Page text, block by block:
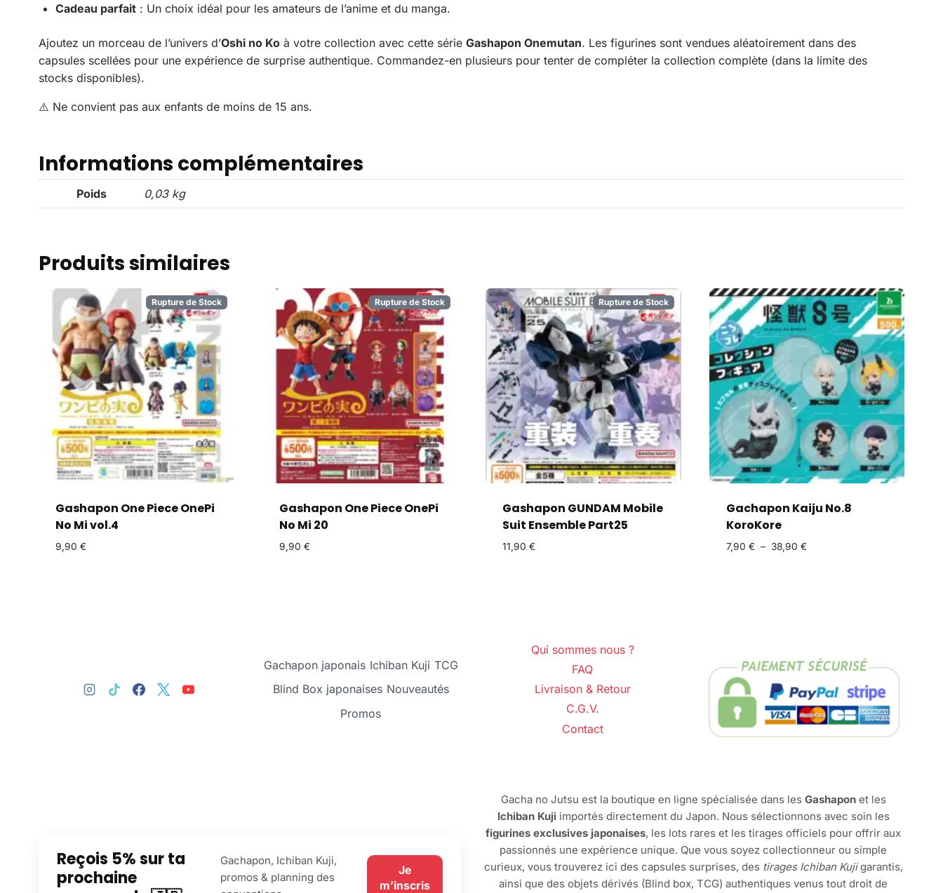
Cadeau parfait : Un choix idéal pour les amateurs de l’anime et du manga.
Ajoutez un morceau de l’univers d’Oshi no Ko à votre collection avec cette série Gashapon Onemutan. Les figurines sont vendues aléatoirement dans des
capsules scellées pour une expérience de surprise authentique. Commandez-en plusieurs pour tenter de compléter la collection complète (dans la limite des
stocks disponibles).
⚠️ Ne convient pas aux enfants de moins de 15 ans.
Informations complémentaires
Poids 0,03 kg
Produits similaires
Rupture de Stock
Gashapon One Piece OnePi
No Mi vol.4
9,90 €
Rupture de Stock
Gashapon One Piece OnePi
No Mi 20
9,90 €
Rupture de Stock
Gashapon GUNDAM Mobile
Suit Ensemble Part25
11,90 €
Gachapon Kaiju No.8
KoroKore
7,90 € – 38,90 €
Gachapon japonais Ichiban Kuji TCG
Blind Box japonaises Nouveautés
Promos
Qui sommes nous ?
FAQ
Livraison & Retour
C.G.V.
Contact
Reçois 5% sur ta
prochaine
Gachapon, Ichiban Kuji,
promos & planning des
Je
m’inscris
Gacha no Jutsu est la boutique en ligne spécialisée dans les Gashaponet les
Ichiban Kujiimportés directement du Japon. Nous sélectionnons avec soin les
figurines exclusives japonaises, les lots rares et les tirages officiels pour offrir aux
passionnés une expérience unique. Que vous soyez collectionneur ou simple
curieux, vous trouverez ici des capsules surprises, des tirages Ichiban Kujigarantis,
ainsi que des objets dérivés (Blind box, TCG) authentiques venus tout droit de